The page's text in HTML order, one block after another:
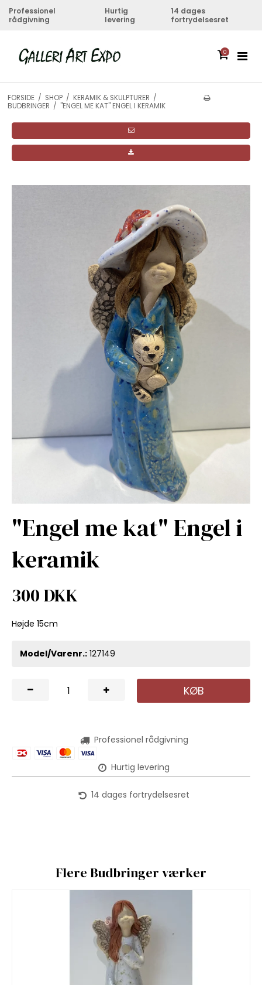
Professionel
rådgivning
Hurtig
levering
14 dages
fortrydelsesret
0
FORSIDE / SHOP / KERAMIK & SKULPTURER /
BUDBRINGER / "ENGEL ME KAT" ENGEL I KERAMIK
"Engel me kat" Engel i
keramik
300 DKK
Højde 15cm
Model/Varenr.: 127149
KØB
Professionel rådgivning
Hurtig levering
14 dages fortrydelsesret
Flere Budbringer værker